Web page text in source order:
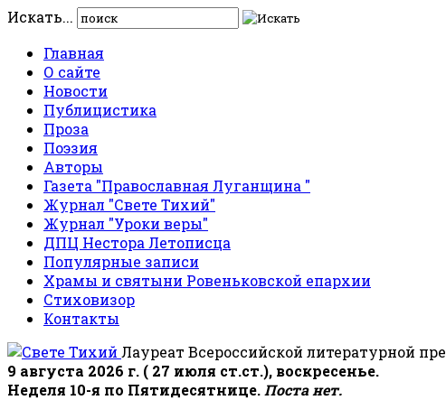
Искать...
Главная
О сайте
Новости
Публицистика
Проза
Поэзия
Авторы
Газета "Православная Луганщина "
Журнал "Свете Тихий"
Журнал "Уроки веры"
ДПЦ Нестора Летописца
Популярные записи
Храмы и святыни Ровеньковской епархии
Стиховизор
Контакты
Лауреат Всероссийской литературной
9 августа 2026 г. ( 27 июля ст.ст.), воскресенье.
Неделя 10-я по Пятидесятнице. Поста нет.